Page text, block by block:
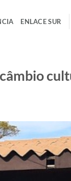
ENLACE SUR